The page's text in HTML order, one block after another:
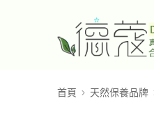
首頁 天然保養品牌